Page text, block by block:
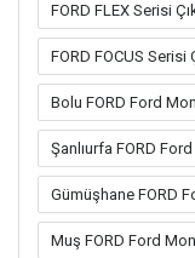
FORD FLEX Serisi
FORD FOCUS Serisi
Bolu FORD Ford
Şanlıurfa FORD
Gümüşhane FORD
Muş FORD Ford